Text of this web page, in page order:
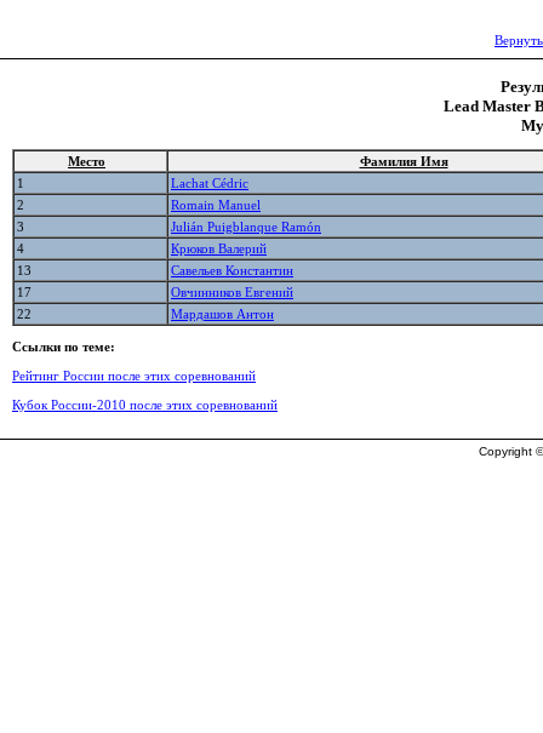
Lead Master
Место
Фамилия Имя
1
Lachat Cédric
2
Romain Manuel
3
Julián Puigblanque Ramón
4
Крюков Валерий
13
Савельев Константин
17
Овчинников Евгений
22
Мардашов Антон
Ссылки по теме:
Рейтинг России после этих соревнований
Кубок России-2010 после этих соревнований
Copyright